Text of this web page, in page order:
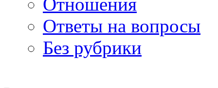
Ответы на вопросы
Без рубрики